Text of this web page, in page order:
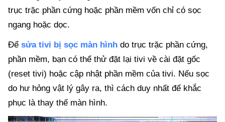
trục trặc phần cứng hoặc phần mềm vốn chỉ có sọc
ngang hoặc dọc.
Để sửa tivi bị sọc màn hình do trục trặc phần cứng,
phần mềm, bạn có thể thử đặt lại tivi về cài đặt gốc
(reset tivi) hoặc cập nhật phần mềm của tivi. Nếu sọc
do hư hỏng vật lý gây ra, thì cách duy nhất để khắc
phục là thay thế màn hình.